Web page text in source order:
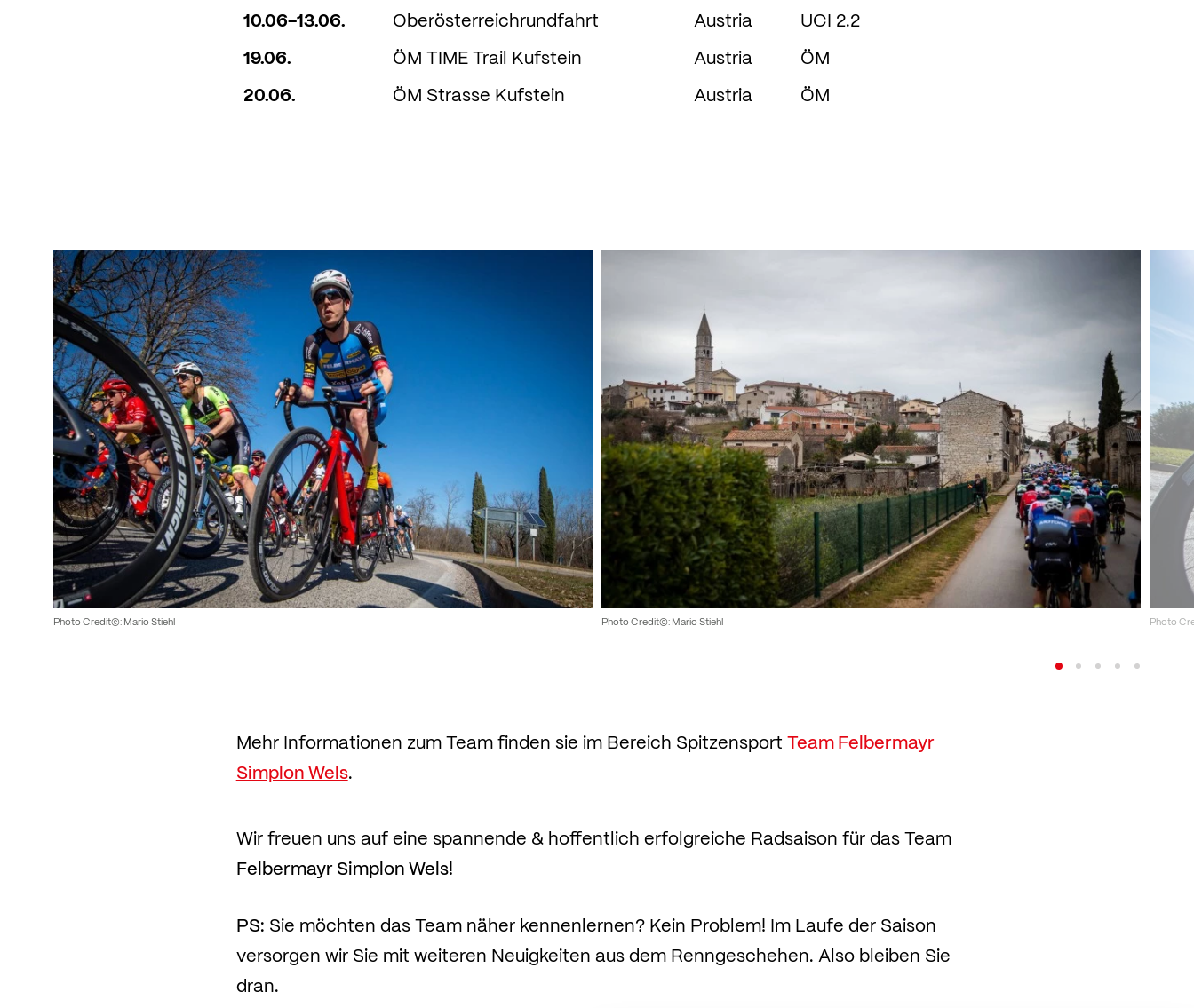
10.06-13.06.
Oberösterreichrundfahrt Austria
UCI 2.2
19.06.
ÖM TIME Trail Kufstein Austria
ÖM
20.06.
ÖM Strasse Kufstein Austria ÖM
Photo Credit©: Mario Stiehl Photo Credit©: Mario Stiehl Photo
Mehr Informationen zum Team finden sie im Bereich SpitzensportTeam Felbermayr
Simplon Wels.
Wir freuen uns auf eine spannende & hoffentlich erfolgreiche Radsaison für das Team
Felbermayr Simplon Wels!
PS: Sie möchten das Team näher kennenlernen? Kein Problem! Im Laufe der Saison
versorgen wir Sie mit weiteren Neuigkeiten aus dem Renngeschehen. Also bleiben Sie
dran.